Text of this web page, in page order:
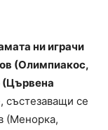
ни играчи
(Олимпиакос,
състезаващи се
(Менорка,